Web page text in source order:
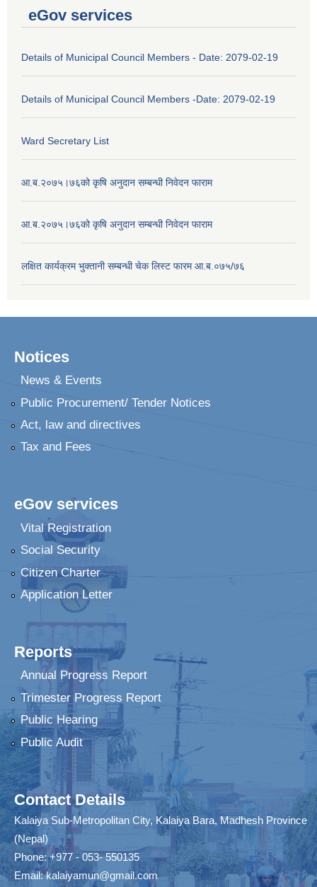
eGov services
Details of Municipal Council Members - Date: 2079-02-19
Details of Municipal Council Members -Date: 2079-02-19
Ward Secretary List
आ.ब.२०७५।७६को कृषि अनुदान सम्बन्धी निवेदन फाराम
आ.ब.२०७५।७६को कृषि अनुदान सम्बन्धी निवेदन फाराम
लक्षित कार्यक्रम भुक्तानी सम्बन्धी चेक लिस्ट फारम आ.ब.०७५/७६
Notices
News & Events
Public Procurement/ Tender Notices
Act, law and directives
Tax and Fees
eGov services
Vital Registration
Social Security
Citizen Charter
Application Letter
Reports
Annual Progress Report
Trimester Progress Report
Public Hearing
Public Audit
Contact Details
Kalaiya Sub-Metropolitan City, Kalaiya Bara, Madhesh Province
(Nepal)
Phone: +977 - 053- 550135
Email:kalaiyamun@gmail.com